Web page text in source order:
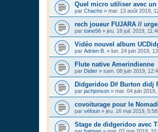
Quel micro utiliser avec
par Chacho » mar. 13 août 2019,
rech joueur FUJARA //
par toine56 » jeu. 18 juil. 2019,
Vidéo nouvel album
par Adrien B. » lun. 24 juin 2019,
Flute native Amerindienne
par Didier » sam. 08 juin 2019,
Didgeridoo D# Burton didj
par jachjonson » mar. 04 juin 2019,
covoiturage pour le
par véfoun » jeu. 16 mai 2019, 5:58
Stage de didgeridoo avec